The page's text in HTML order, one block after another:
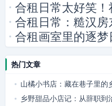
合租日常太好笑
合租日常：糙汉
合租画室里的逐
热门文章
山橘小书店：藏在巷子里的
乡野甜品小店记：从辞职到